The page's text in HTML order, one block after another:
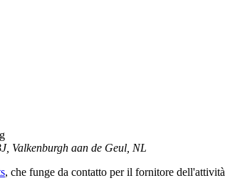
Valkenburgh aan de Geul, NL
, che funge da contatto per il fornitore dell'attività